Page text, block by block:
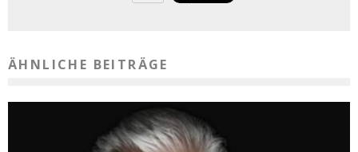
ÄHNLICHE BEITRÄGE